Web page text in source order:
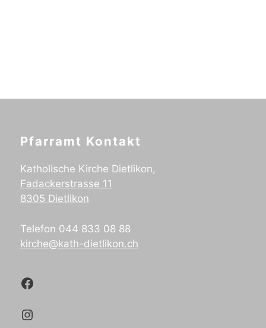
Pfarramt Kontakt
Katholische Kirche Dietlikon,
Fadackerstrasse 11
8305 Dietlikon
Telefon 044 833 08 88
kirche@kath-dietlikon.ch
Kath.Dietlikon Facebook
Kath.Dietlikon Instagram